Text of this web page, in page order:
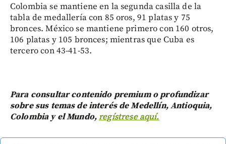
Colombia se mantiene en la segunda casilla de la
tabla de medallería con 85 oros, 91 platas y 75
bronces. México se mantiene primero con 160 otros,
106 platas y 105 bronces; mientras que Cuba es
tercero con 43-41-53.
Para consultar contenido premium o profundizar
sobre sus temas de interés de Medellín, Antioquia,
Colombia y el Mundo,regístrese aquí.